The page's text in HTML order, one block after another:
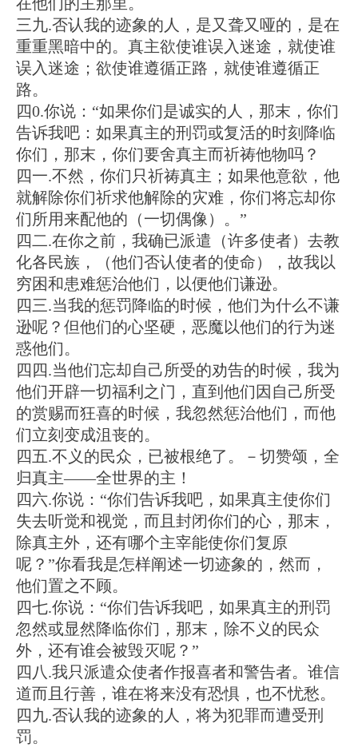
三九.否认我的迹象的人，是又聋又哑的，是在
重重黑暗中的。真主欲使谁误入迷途，就使谁
误入迷途；欲使谁遵循正路，就使谁遵循正
路。
四0.你说：“如果你们是诚实的人，那末，你们
告诉我吧：如果真主的刑罚或复活的时刻降临
你们，那末，你们要舍真主而祈祷他物吗？
四一.不然，你们只祈祷真主；如果他意欲，他
就解除你们祈求他解除的灾难，你们将忘却你
们所用来配他的（一切偶像）。”
四二.在你之前，我确已派遣（许多使者）去教
化各民族，（他们否认使者的使命），故我以
穷困和患难惩治他们，以便他们谦逊。
四三.当我的惩罚降临的时候，他们为什么不谦
逊呢？但他们的心坚硬，恶魔以他们的行为迷
惑他们。
四四.当他们忘却自己所受的劝告的时候，我为
他们开辟一切福利之门，直到他们因自己所受
的赏赐而狂喜的时候，我忽然惩治他们，而他
们立刻变成沮丧的。
四五.不义的民众，已被根绝了。－切赞颂，全
归真主——全世界的主！
四六.你说：“你们告诉我吧，如果真主使你们
失去听觉和视觉，而且封闭你们的心，那末，
除真主外，还有哪个主宰能使你们复原
呢？”你看我是怎样阐述一切迹象的，然而，
他们置之不顾。
四七.你说：“你们告诉我吧，如果真主的刑罚
忽然或显然降临你们，那末，除不义的民众
外，还有谁会被毁灭呢？”
四八.我只派遣众使者作报喜者和警告者。谁信
道而且行善，谁在将来没有恐惧，也不忧愁。
四九.否认我的迹象的人，将为犯罪而遭受刑
罚。